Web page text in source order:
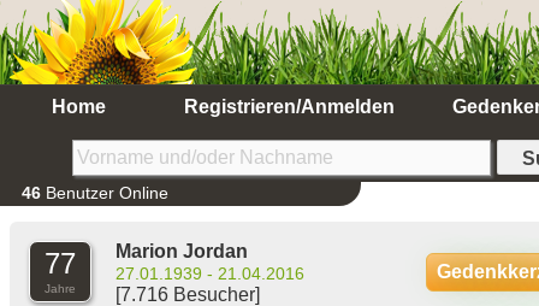
Home Registrieren/Anmelden
46 Benutzer Online
77
Jahre
Marion Jordan
27.01.1939 - 21.04.2016
[7.716 Besucher]